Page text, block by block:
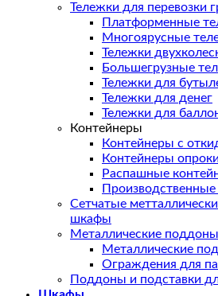
Тележки для перевозки
Платформенные
Многоярусные
Тележки
Большегрузные
Тележки для
Тележки для денег
Тележки для
Контейнеры
Контейнеры с
Контейнеры
Распашные
Сетчатые
шкафы
Металлические поддоны
Металлические
Ограждения для
Поддоны и подставки